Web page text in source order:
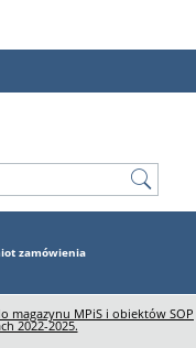
zamówienia
magazynu MPiS i obiektów SOP
2022-2025.